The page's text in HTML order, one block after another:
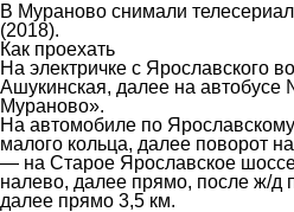
В Мураново снимали
(2018).
Как проехать
На электричке с Ярославского
Ашукинская, далее на автобусе
Мураново».
На автомобиле по
малого кольца, далее поворот
— на Старое Ярославское
налево, далее прямо, после ж/д
далее прямо 3,5 км.